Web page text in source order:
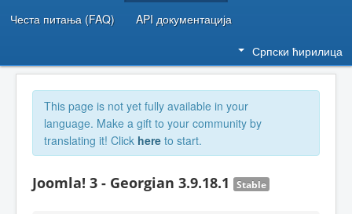
Честа питања (FAQ) API документација
Српски ћирилица
This page is not yet fully available in your
language. Make a gift to your community by
translating it! Click here to start.
Joomla! 3 - Georgian 3.9.18.1 Stable